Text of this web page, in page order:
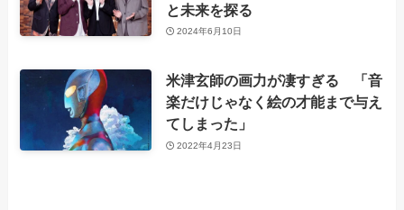
と未来を探る
2024年6月10日
米津玄師の画力が凄すぎる 「音
楽だけじゃなく絵の才能まで与え
てしまった」
2022年4月23日